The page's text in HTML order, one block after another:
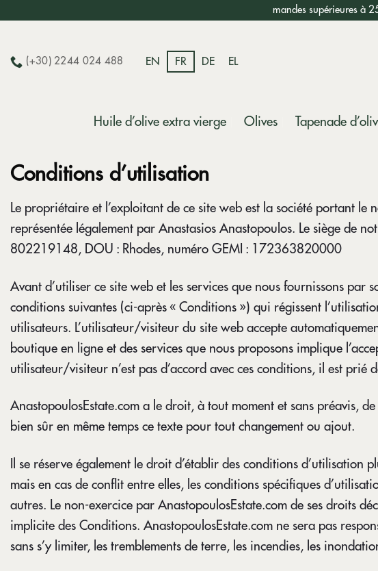
mandes supérieures à
(+30) 2244 024 488 EN FR DE EL
Huile d’olive extra vierge Olives Tapenade
Conditions d’utilisation
Le propriétaire et l’exploitant de ce site web est la société portant
représentée légalement par Anastasios Anastopoulos. Le siège de
802219148, DOU : Rhodes, numéro GEMI : 172363820000
Avant d’utiliser ce site web et les services que nous fournissons
conditions suivantes (ci-après « Conditions ») qui régissent
utilisateurs. L’utilisateur/visiteur du site web accepte
boutique en ligne et des services que nous proposons implique
utilisateur/visiteur n’est pas d’accord avec ces conditions, il est prié
AnastopoulosEstate.com a le droit, à tout moment et sans préavis,
bien sûr en même temps ce texte pour tout changement ou ajout.
Il se réserve également le droit d’établir des conditions d’utilisation
mais en cas de conflit entre elles, les conditions spécifiques
autres. Le non-exercice par AnastopoulosEstate.com de ses droits
implicite des Conditions. AnastopoulosEstate.com ne sera pas
sans s’y limiter, les tremblements de terre, les incendies, les